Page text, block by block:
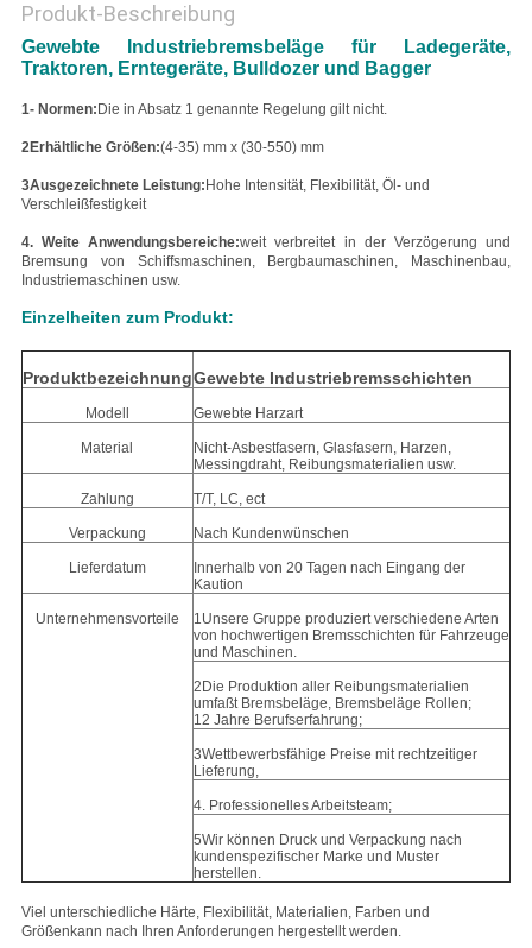
Produkt-Beschreibung
Gewebte Industriebremsbeläge für Ladegeräte,
Traktoren, Erntegeräte, Bulldozer und Bagger
1- Normen: Die in Absatz 1 genannte Regelung gilt nicht.
2Erhältliche Größen:(4-35) mm x (30-550) mm
3Ausgezeichnete Leistung: Hohe Intensität, Flexibilität, Öl- und
Verschleißfestigkeit
4. Weite Anwendungsbereiche:weit verbreitet in der Verzögerung und
Bremsung von Schiffsmaschinen, Bergbaumaschinen, Maschinenbau,
Industriemaschinen usw.
Einzelheiten zum Produkt:
ProduktbezeichnungGewebte Industriebremsschichten
Modell Gewebte Harzart
Material
Nicht-Asbestfasern, Glasfasern, Harzen,
Messingdraht, Reibungsmaterialien usw.
Zahlung T/T, LC, ect
Verpackung Nach Kundenwünschen
Lieferdatum
Innerhalb von 20 Tagen nach Eingang der
Kaution
Unternehmensvorteile
1Unsere Gruppe produziert verschiedene Arten
von hochwertigen Bremsschichten für Fahrzeuge
und Maschinen.
2Die Produktion aller Reibungsmaterialien
umfaßt Bremsbeläge, Bremsbeläge Rollen;
12 Jahre Berufserfahrung;
3Wettbewerbsfähige Preise mit rechtzeitiger
Lieferung,
4. Professionelles Arbeitsteam;
5Wir können Druck und Verpackung nach
kundenspezifischer Marke und Muster
herstellen.
Viel unterschiedliche Härte, Flexibilität, Materialien, Farben und
Größen kann nach Ihren Anforderungen hergestellt werden.